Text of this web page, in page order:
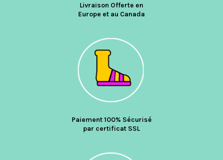
Livraison Offerte en
Europe et au Canada
Paiement 100% Sécurisé
par certificat SSL